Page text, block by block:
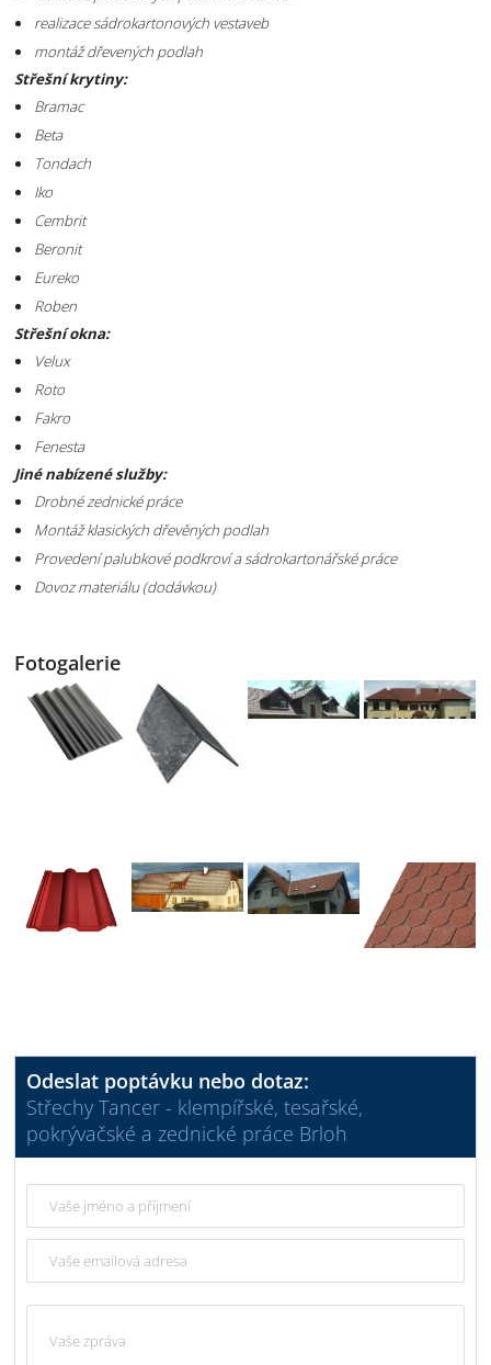
realizace sádrokartonových vestaveb
montáž dřevených podlah
Střešní krytiny:
Bramac
Beta
Tondach
Iko
Cembrit
Beronit
Eureko
Roben
Střešní okna:
Velux
Roto
Fakro
Fenesta
Jiné nabízené služby:
Drobné zednické práce
Montáž klasických dřevěných podlah
Provedení palubkové podkroví a sádrokartonářské práce
Dovoz materiálu (dodávkou)
Fotogalerie
Odeslat poptávku nebo dotaz:
Střechy Tancer - klempířské, tesařské,
pokrývačské a zednické práce Brloh